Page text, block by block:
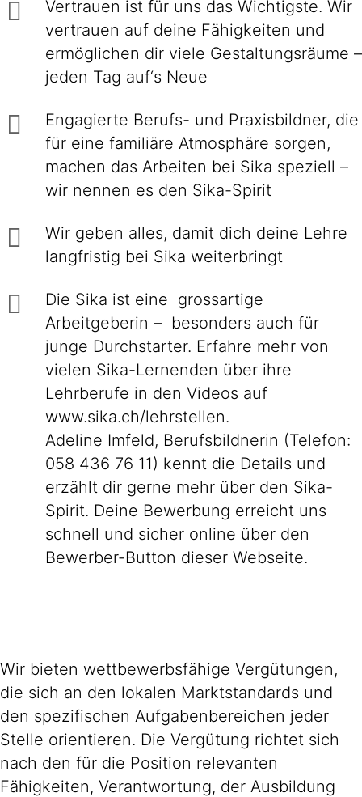
Vertrauen ist für uns das Wichtigste. Wir
vertrauen auf deine Fähigkeiten und
ermöglichen dir viele Gestaltungsräume –
jeden Tag auf‘s Neue
Engagierte Berufs- und Praxisbildner, die
für eine familiäre Atmosphäre sorgen,
machen das Arbeiten bei Sika speziell –
wir nennen es den Sika-Spirit
Wir geben alles, damit dich deine Lehre
langfristig bei Sika weiterbringt
Die Sika ist eine grossartige
Arbeitgeberin – besonders auch für
junge Durchstarter. Erfahre mehr von
vielen Sika-Lernenden über ihre
Lehrberufe in den Videos auf
www.sika.ch/lehrstellen.
Adeline Imfeld, Berufsbildnerin (Telefon:
058 436 76 11) kennt die Details und
erzählt dir gerne mehr über den Sika-
Spirit. Deine Bewerbung erreicht uns
schnell und sicher online über den
Bewerber-Button dieser Webseite.
Wir bieten wettbewerbsfähige Vergütungen,
die sich an den lokalen Marktstandards und
den spezifischen Aufgabenbereichen jeder
Stelle orientieren. Die Vergütung richtet sich
nach den für die Position relevanten
Fähigkeiten, Verantwortung, der Ausbildung